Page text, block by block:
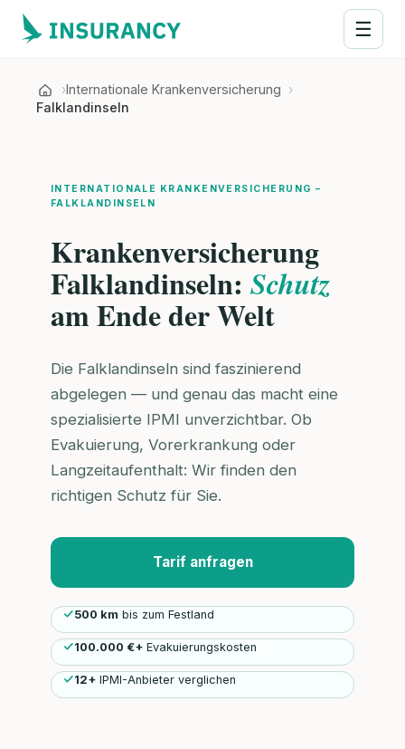
☰
Internationale Krankenversicherung
Falklandinseln
INTERNATIONALE KRANKENVERSICHERUNG –
FALKLANDINSELN
Krankenversicherung
Falklandinseln: Schutz
am Ende der Welt
Die Falklandinseln sind faszinierend
abgelegen — und genau das macht eine
spezialisierte IPMI unverzichtbar. Ob
Evakuierung, Vorerkrankung oder
Langzeitaufenthalt: Wir finden den
richtigen Schutz für Sie.
Tarif anfragen
500 km bis zum Festland
100.000 €+ Evakuierungskosten
12+ IPMI-Anbieter verglichen